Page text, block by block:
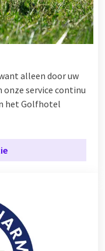
alleen door uw
onze service continu
het Golfhotel